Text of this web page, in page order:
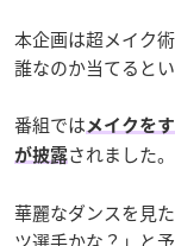
本企画は超メイク
誰なのか当てるとい
番組では メイクを
が披露されました。
華麗なダンスを見